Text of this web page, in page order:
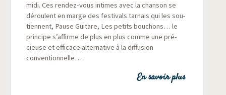
midi. Ces ren­dez-vous intimes avec la chan­son se
déroulent en marge des fes­ti­vals tar­nais qui les sou­
tiennent, Pause Gui­tare, Les petits bou­chons… le
prin­cipe s’affirme de plus en plus comme une pré­
cieuse et effi­cace alter­na­tive à la dif­fu­sion
conventionnelle…
En savoir plus